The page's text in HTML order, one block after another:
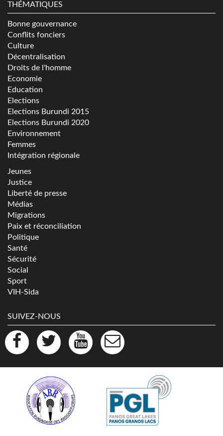
THÉMATIQUES
Bonne gouvernance
Conflits fonciers
Culture
Décentralisation
Droits de l'homme
Economie
Education
Elections
Elections Burundi 2015
Elections Burundi 2020
Environnement
Femmes
Intégration régionale
Jeunes
Justice
Liberté de presse
Médias
Migrations
Paix et réconciliation
Politique
Santé
Sécurité
Social
Sport
VIH-Sida
SUIVEZ-NOUS